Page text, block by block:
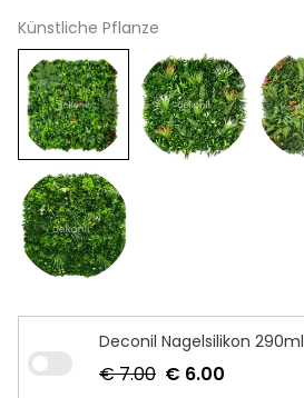
Künstliche Pflanze
Deconil Nagelsilikon 290ml
€ 7.00 € 6.00